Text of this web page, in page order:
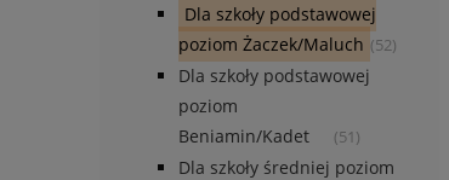
Dla szkoły podstawowej
poziom Żaczek/Maluch (52)
Dla szkoły podstawowej
poziom
Beniamin/Kadet
(51)
Dla szkoły średniej poziom